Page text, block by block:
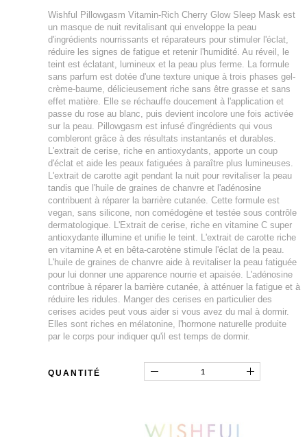
Wishful Pillowgasm Vitamin-Rich Cherry Glow Sleep Mask est
un masque de nuit revitalisant qui enveloppe la peau
d'ingrédients nourrissants et réparateurs pour stimuler l'éclat,
réduire les signes de fatigue et retenir l'humidité. Au réveil, le
teint est éclatant, lumineux et la peau plus ferme. La formule
sans parfum est dotée d'une texture unique à trois phases gel-
crème-baume, délicieusement riche sans être grasse et sans
effet matière. Elle se réchauffe doucement à l'application et
passe du rose au blanc, puis devient incolore une fois activée
sur la peau. Pillowgasm est infusé d'ingrédients qui vous
combleront grâce à des résultats instantanés et durables.
L'extrait de cerise, riche en antioxydants, apporte un coup
d'éclat et aide les peaux fatiguées à paraître plus lumineuses.
L'extrait de carotte agit pendant la nuit pour revitaliser la peau
tandis que l'huile de graines de chanvre et l'adénosine
contribuent à réparer la barrière cutanée. Cette formule est
vegan, sans silicone, non comédogène et testée sous contrôle
dermatologique. L'Extrait de cerise, riche en vitamine C super
antioxydante illumine et unifie le teint. L'extrait de carotte riche
en vitamine A et en bêta-carotène stimule l'éclat de la peau.
L'huile de graines de chanvre aide à revitaliser la peau fatiguée
pour lui donner une apparence nourrie et apaisée. L'adénosine
contribue à réparer la barrière cutanée, à atténuer la fatigue et à
réduire les ridules. Manger des cerises en particulier des
cerises acides peut vous aider si vous avez du mal à dormir.
Elles sont riches en mélatonine, l'hormone naturelle produite
par le corps pour indiquer qu'il est temps de dormir.
QUANTITÉ